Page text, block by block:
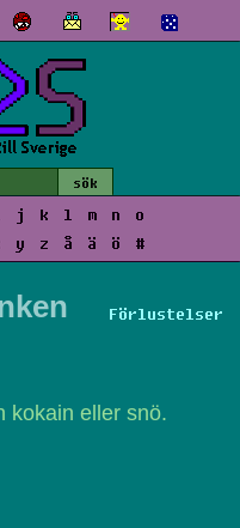
j k l m n
o
y z å ä ö #
Förlustelser
kokain eller snö.